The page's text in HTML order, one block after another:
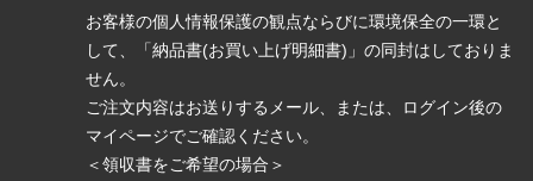
お客様の個人情報保護の観点ならびに環境保全の一環と
して、「納品書(お買い上げ明細書)」の同封はしておりま
せん。
ご注文内容はお送りするメール、または、ログイン後の
マイページでご確認ください。
＜領収書をご希望の場合＞